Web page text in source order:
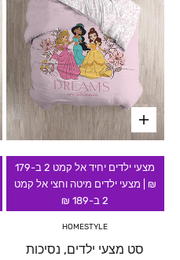
מצעי ילדים יחיד אל קמט 2 ב-179
₪ | מצעי ילדים מיטה וחצי אל קמט
2 ב-189 ₪
HOMESTYLE
סט מצעי ילדים, נסיכות